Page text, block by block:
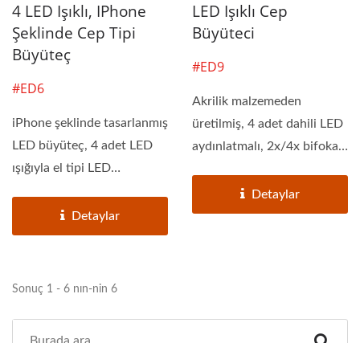
4 LED Işıklı, IPhone
Şeklinde Cep Tipi
Büyüteç
#ED6
iPhone şeklinde tasarlanmış
LED büyüteç, 4 adet LED
ışığıyla el tipi LED
Detaylar
LED Işıklı Cep
Büyüteci
#ED9
Akrilik malzemeden
üretilmiş, 4 adet dahili LED
aydınlatmalı, 2x/4x bifokal
Detaylar
Sonuç 1 - 6 nın-nin 6